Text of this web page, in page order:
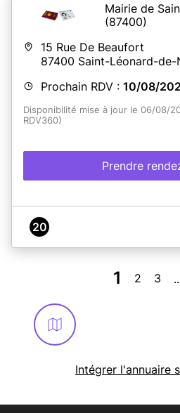
Mairie de
(87400)
15 Rue De Beaufort
87400 Saint-Léonard-de-
Prochain RDV : 10/08/
Disponibilité mise à jour le 06/08/
RDV360)
Prendre
20
1 2 3
Intégrer l'annuaire